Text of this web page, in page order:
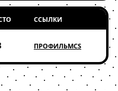
ССЫЛКИ
ПРОФИЛЬMCS